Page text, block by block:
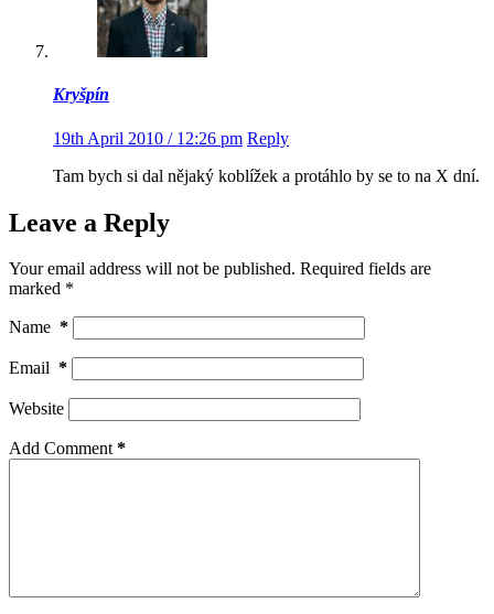
Kryšpín
19th April 2010 / 12:26 pm Reply
Tam bych si dal nějaký koblížek a protáhlo by se to na X dní.
Leave a Reply
Your email address will not be published. Required fields are
marked *
Name *
Email *
Website
Add Comment*